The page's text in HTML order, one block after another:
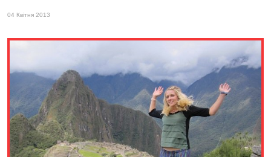
04 Квітня 2013